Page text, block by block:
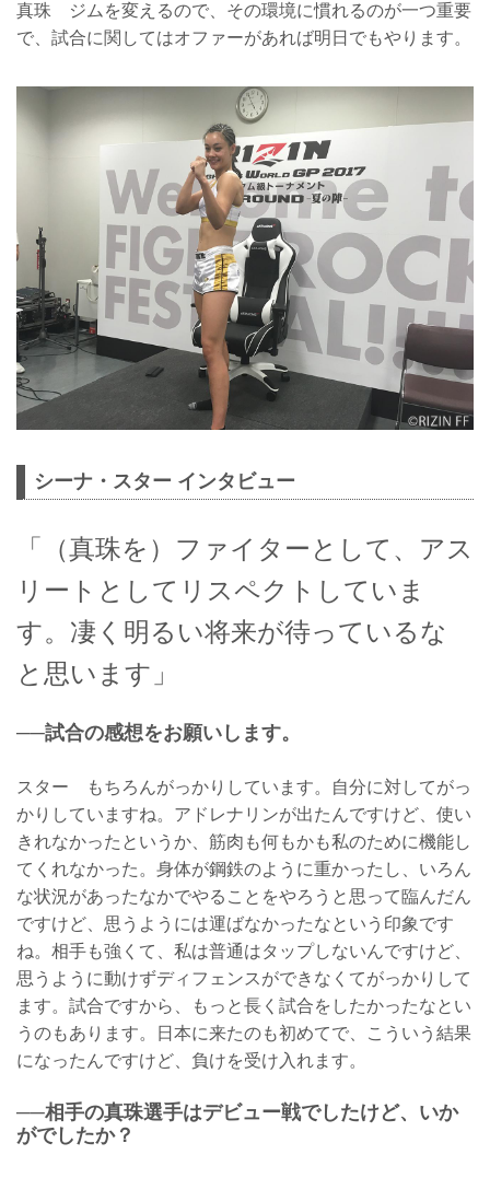
真珠 ジムを変えるので、その環境に慣れるのが一つ重要
で、試合に関してはオファーがあれば明日でもやります。
シーナ・スター インタビュー
「（真珠を）ファイターとして、アス
リートとしてリスペクトしていま
す。凄く明るい将来が待っているな
と思います」
──試合の感想をお願いします。
スター もちろんがっかりしています。自分に対してがっ
かりしていますね。アドレナリンが出たんですけど、使い
きれなかったというか、筋肉も何もかも私のために機能し
てくれなかった。身体が鋼鉄のように重かったし、いろん
な状況があったなかでやることをやろうと思って臨んだん
ですけど、思うようには運ばなかったなという印象です
ね。相手も強くて、私は普通はタップしないんですけど、
思うように動けずディフェンスができなくてがっかりして
ます。試合ですから、もっと長く試合をしたかったなとい
うのもあります。日本に来たのも初めてで、こういう結果
になったんですけど、負けを受け入れます。
──相手の真珠選手はデビュー戦でしたけど、いか
がでしたか？